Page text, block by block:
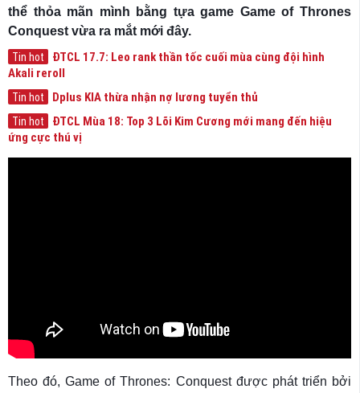
thể thỏa mãn mình bằng tựa game Game of Thrones
Conquest vừa ra mắt mới đây.
Tin hot
ĐTCL 17.7: Leo rank thần tốc cuối mùa cùng đội hình
Akali reroll
Tin hot Dplus KIA thừa nhận nợ lương tuyển thủ
Tin hot
ĐTCL Mùa 18: Top 3 Lõi Kim Cương mới mang đến hiệu
ứng cực thú vị
Theo đó, Game of Thrones: Conquest được phát triển bởi